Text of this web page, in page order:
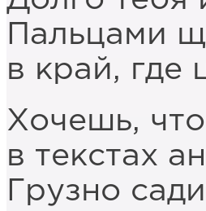
Пальцами
в край, где
Хочешь,
в текстах
Грузно